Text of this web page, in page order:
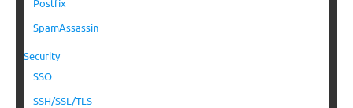
SpamAssassin
Security
SSO
SSH/SSL/TLS